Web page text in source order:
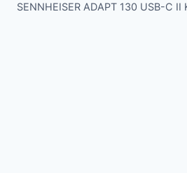
SENNHEISER ADAPT 130 USB-C